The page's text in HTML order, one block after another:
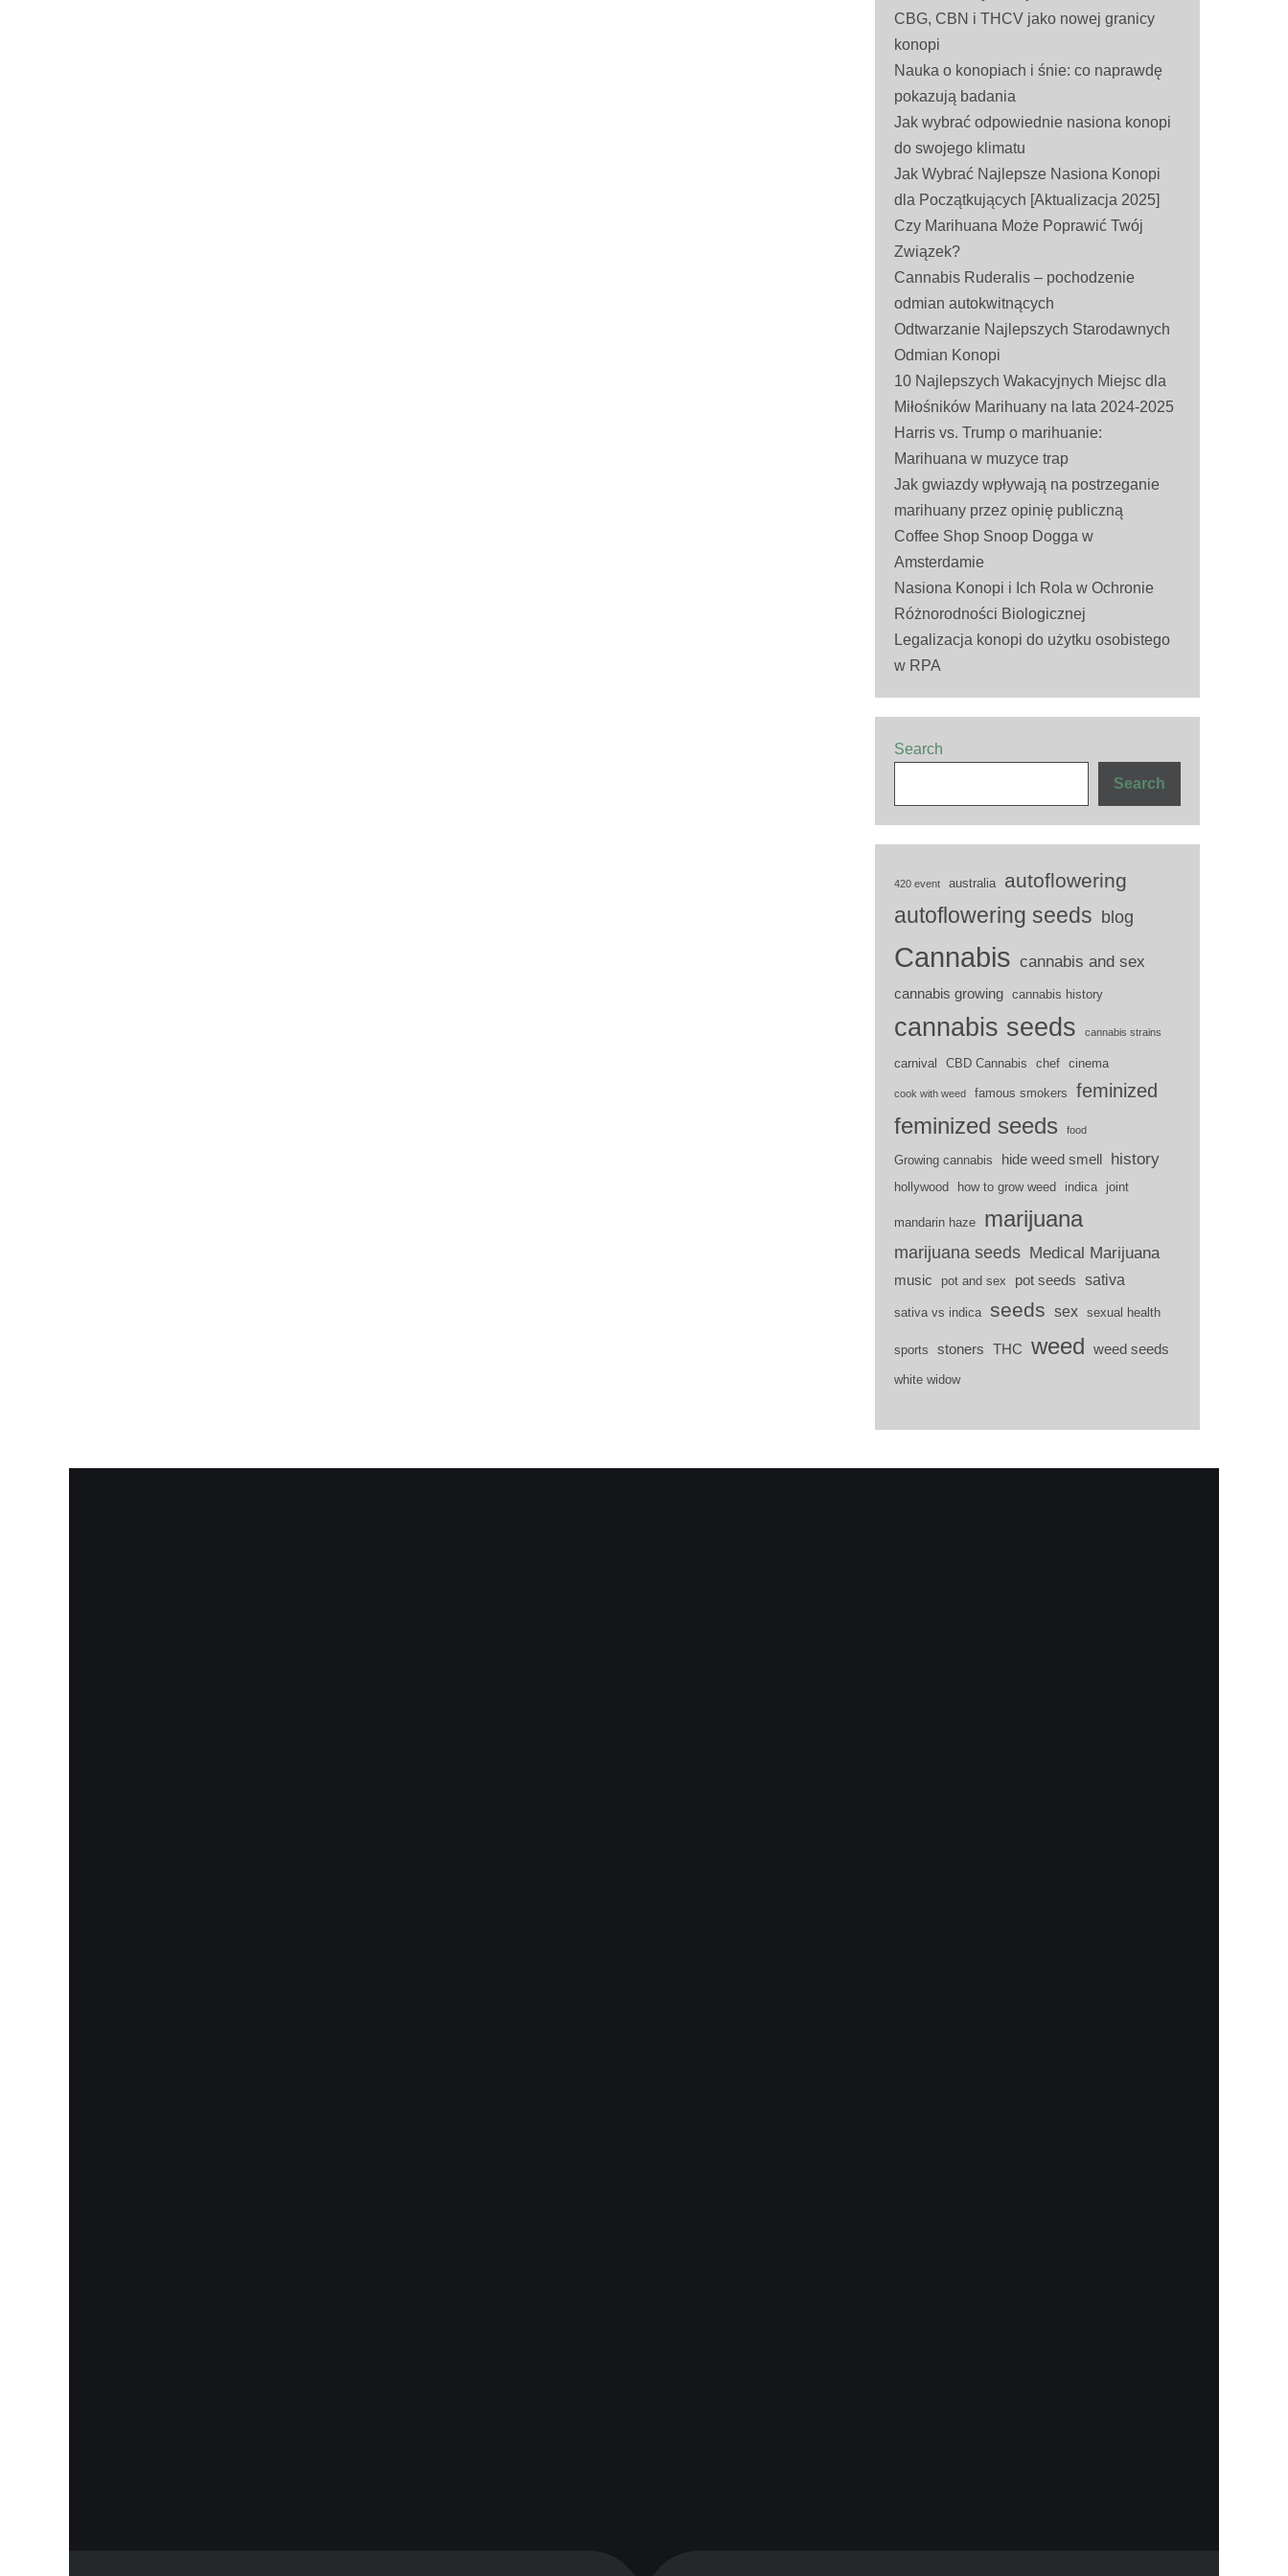
CBG, CBN i THCV jako nowej granicy
konopi
Nauka o konopiach i śnie: co naprawdę
pokazują badania
Jak wybrać odpowiednie nasiona konopi
do swojego klimatu
Jak Wybrać Najlepsze Nasiona Konopi
dla Początkujących [Aktualizacja 2025]
Czy Marihuana Może Poprawić Twój
Związek?
Cannabis Ruderalis – pochodzenie
odmian autokwitnących
Odtwarzanie Najlepszych Starodawnych
Odmian Konopi
10 Najlepszych Wakacyjnych Miejsc dla
Miłośników Marihuany na lata 2024-2025
Harris vs. Trump o marihuanie:
Marihuana w muzyce trap
Jak gwiazdy wpływają na postrzeganie
marihuany przez opinię publiczną
Coffee Shop Snoop Dogga w
Amsterdamie
Nasiona Konopi i Ich Rola w Ochronie
Różnorodności Biologicznej
Legalizacja konopi do użytku osobistego
w RPA
Search
Search
420 event australia autoflowering
autoflowering seeds blog
Cannabis cannabis and sex
cannabis growing cannabis history
cannabis seeds cannabis strains
carnival CBD Cannabis chef cinema
cook with weed famous smokers feminized
feminized seeds food
Growing cannabis hide weed smell history
hollywood how to grow weed indica joint
mandarin haze marijuana
marijuana seeds Medical Marijuana
music pot and sex pot seeds sativa
sativa vs indica seeds sex sexual health
sports stoners THC weed weed seeds
white widow